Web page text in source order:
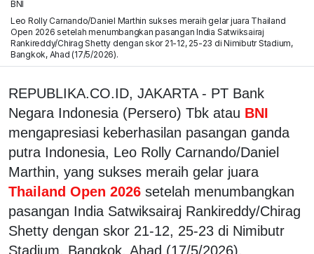
BNI
Leo Rolly Carnando/Daniel Marthin sukses meraih gelar juara Thailand
Open 2026 setelah menumbangkan pasangan India Satwiksairaj
Rankireddy/Chirag Shetty dengan skor 21-12, 25-23 di Nimibutr Stadium,
Bangkok, Ahad (17/5/2026).
REPUBLIKA.CO.ID, JAKARTA - PT Bank
Negara Indonesia (Persero) Tbk atau BNI
mengapresiasi keberhasilan pasangan ganda
putra Indonesia, Leo Rolly Carnando/Daniel
Marthin, yang sukses meraih gelar juara
Thailand Open 2026 setelah menumbangkan
pasangan India Satwiksairaj Rankireddy/Chirag
Shetty dengan skor 21-12, 25-23 di Nimibutr
Stadium, Bangkok, Ahad (17/5/2026).